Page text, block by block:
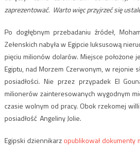
zaprezentować. Warto więc przyjrzeć się
Po dogłębnym przebadaniu źródeł,
Zełenskich nabyła w Egipcie luksusową
pięciu milionów dolarów. Miejsce położone
Egiptu, nad Morzem Czerwonym, w rejonie
posiadłości. Nie przez przypadek El
milionerów zainteresowanych wygodnym
czasie wolnym od pracy. Obok rzekomej
posiadłość Angeliny Jolie.
Egipski dziennikarz opublikował dokumenty